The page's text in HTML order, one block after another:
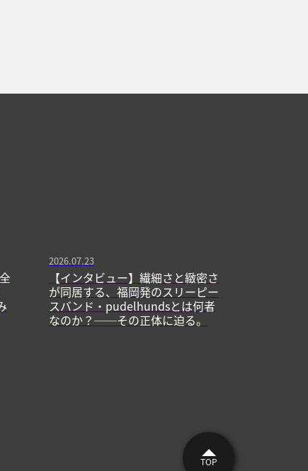
2026.07.23
【インタビュー】繊細さと緻密さ
が同居する、福岡発のスリーピー
スバンド・pudelhundsとは何者
なのか？──その正体に迫る。
TOP